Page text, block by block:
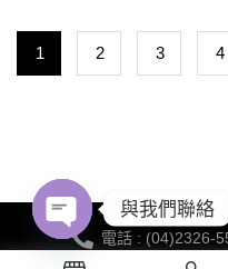
1 2 3 4
電話 : (04)2326-
與我們聯絡
Open